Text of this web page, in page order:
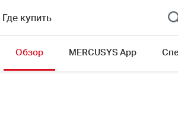
Где купить
Обзор MERCUSYS App